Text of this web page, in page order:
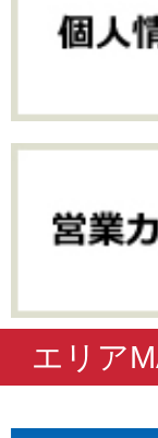
エリア